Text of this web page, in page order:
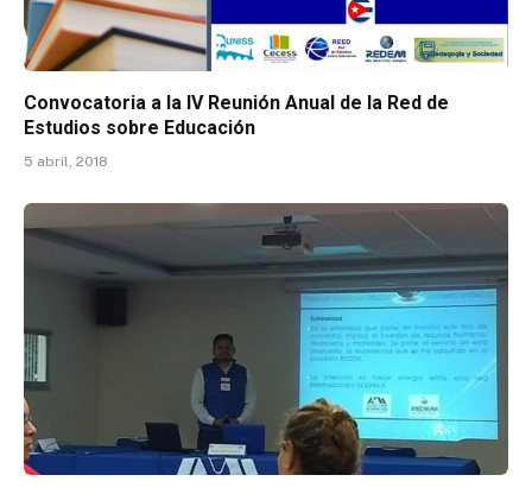
Convocatoria a la IV Reunión Anual de la Red de
Estudios sobre Educación
5 abril, 2018